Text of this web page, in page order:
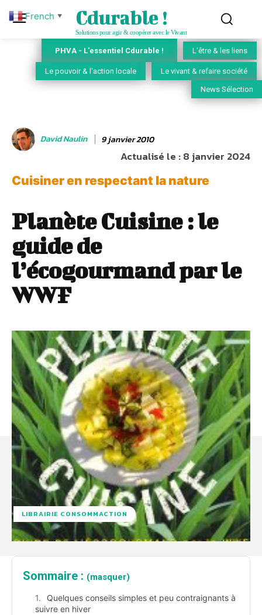
Cdurable !
Solutions pour agir & coopérer avec le Vivant
PHVA - L'essentiel Cdurable ! L'être & les liens
Le pouvoir & l'action locale Le vivant & refaire société
News Sélection
David Naulin 9 janvier 2010
Actualisé le :8 janvier 2024
Cuisiner en respectant la nature
Planète Cuisine : le
guide de
l’écogourmand par le
WWF
LIBRAIRIE CONSOMMACTION
Sommaire : (masquer)
Quelques conseils simples et peu contraignants à
suivre en hiver
French ▼